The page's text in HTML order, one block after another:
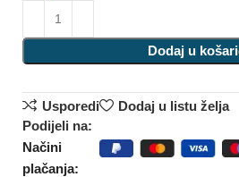
Dodaj u
Usporedi
Dodaj u listu želja
Podijeli na:
Načini
plačanja: